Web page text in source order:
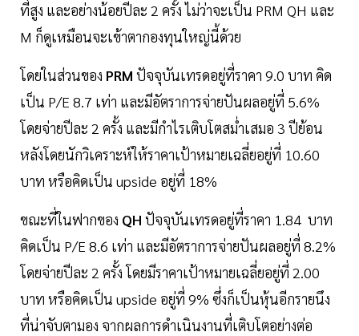
ที่สูง และอย่างน้อยปีละ 2 ครั้ง ไม่ว่าจะเป็น PRM QH และ
M ก็ดูเหมือนจะเข้าตากองทุนใหญ่นี้ด้วย
โดยในส่วนของ PRM ปัจจุบันเทรดอยู่ที่ราคา 9.0 บาท คิด
เป็น P/E 8.7 เท่า และมีอัตราการจ่ายปันผลอยู่ที่ 5.6%
โดยจ่ายปีละ 2 ครั้ง และมีกำไรเติบโตสม่ำเสมอ 3 ปีย้อน
หลังโดยนักวิเคราะห์ให้ราคาเป้าหมายเฉลี่ยอยู่ที่ 10.60
บาท หรือคิดเป็น upside อยู่ที่ 18%
ขณะที่ในฟากของ QH ปัจจุบันเทรดอยู่ที่ราคา 1.84 บาท
คิดเป็น P/E 8.6 เท่า และมีอัตราการจ่ายปันผลอยู่ที่ 8.2%
โดยจ่ายปีละ 2 ครั้ง โดยมีราคาเป้าหมายเฉลี่ยอยู่ที่ 2.00
บาท หรือคิดเป็น upside อยู่ที่ 9% ซึ่งก็เป็นหุ้นอีกรายนึง
ที่น่าจับตามอง จากผลการดำเนินงานที่เติบโตอย่างต่อ